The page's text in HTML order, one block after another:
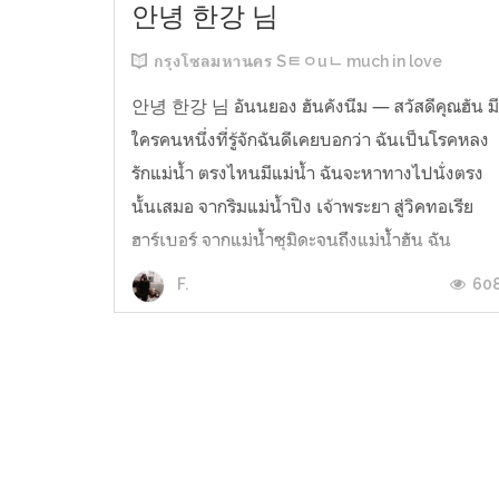
안녕 한강 님
กรุงโซลมหานคร Sㅌㅇuㄴ much in love
안녕 한강 님 อันนยอง ฮันคังนีม — สวัสดีคุณฮัน มี
ใครคนหนึ่งที่รู้จักฉันดีเคยบอกว่า ฉันเป็นโรคหลง
รักแม่น้ำ ตรงไหนมีแม่น้ำ ฉันจะหาทางไปนั่งตรง
นั้นเสมอ จากริมแม่น้ำปิง เจ้าพระยา สู่วิคทอเรีย
ฮาร์เบอร์ จากแม่น้ำซุมิดะจนถึงแม่น้ำฮัน ฉัน
สามารถนั่งอยู่ริมน้ำได้นาน ๆ โดยไม่เบื่อ กลับกัน
กลายเป็นความสบายใจอย่า...
F.